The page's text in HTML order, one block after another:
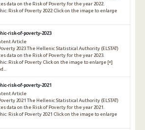
data on the Risk of Poverty for the year 2022.
Risk of Poverty 2022 Click on the image to enlarge
risk-of-poverty-2023
Article
2023 The Hellenic Statistical Authority (ELSTAT)
data on the Risk of Poverty for the year 2023.
Risk of Poverty Click on the image to enlarge [+]
risk-of-poverty-2021
Article
2021 The Hellenic Statistical Authority (ELSTAT)
data on the Risk of Poverty for the year 2021.
Risk of Poverty 2021 Click on the image to enlarge